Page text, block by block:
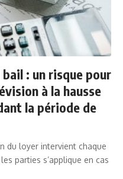
: un risque pour
à la hausse
la période de
du loyer intervient chaque
parties s’applique en cas